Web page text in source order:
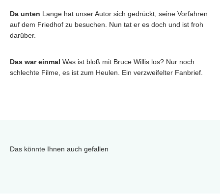
Da unten Lange hat unser Autor sich gedrückt, seine Vorfahren
auf dem Friedhof zu besuchen. Nun tat er es doch und ist froh
darüber.
Das war einmal Was ist bloß mit Bruce Willis los? Nur noch
schlechte Filme, es ist zum Heulen. Ein verzweifelter Fanbrief.
Das könnte Ihnen auch gefallen